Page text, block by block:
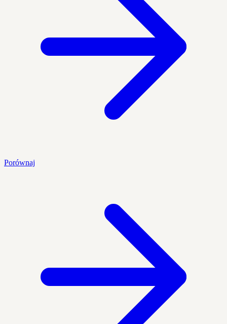
Porównaj